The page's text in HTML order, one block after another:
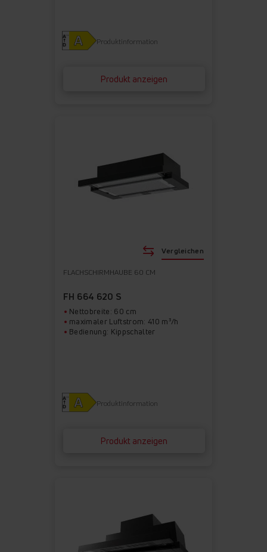
Produkt anzeigen
Produktinformation
FLACHSCHIRMHAUBE 60 CM
FH 664 620 S
Produkt anzeigen
Nettobreite: 60 cm
maximaler Luftstrom: 410 m³/h
Bedienung: Kippschalter
Produktinformation
Vergleichen